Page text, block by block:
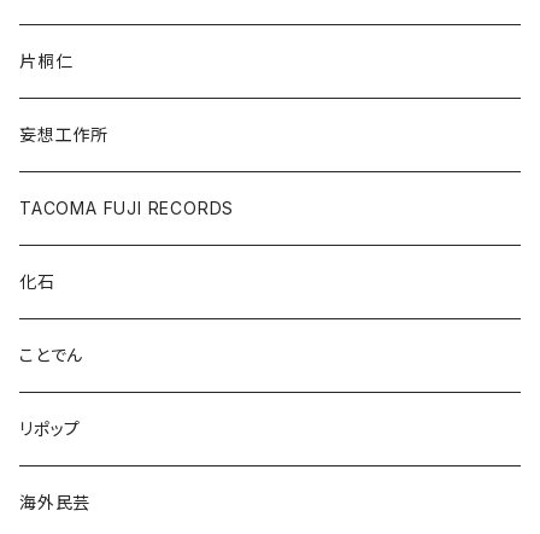
片桐仁
妄想工作所
TACOMA FUJI RECORDS
化石
ことでん
リポップ
海外民芸